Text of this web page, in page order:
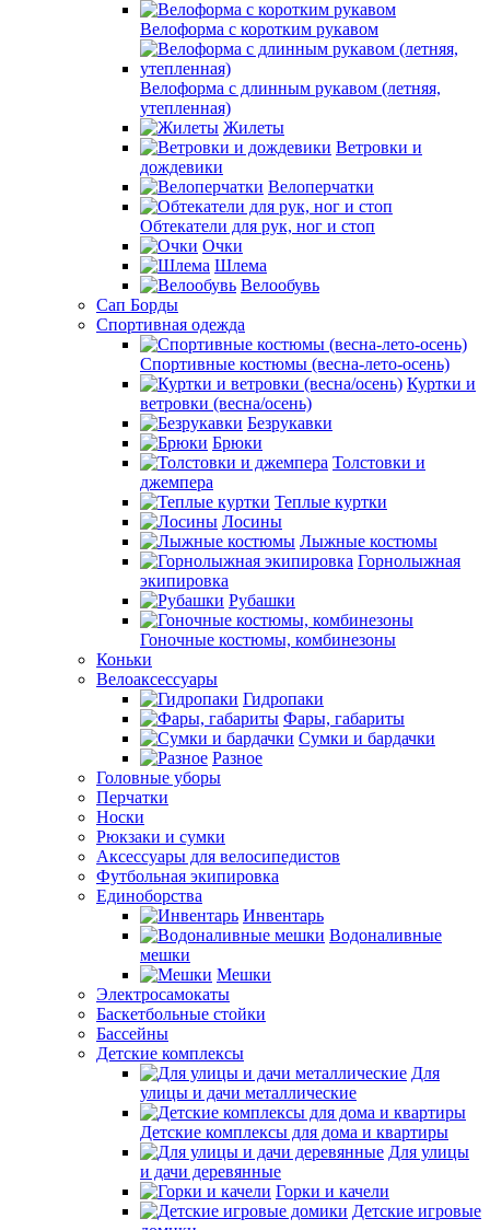
Велоформа с коротким рукавом
Велоформа с длинным рукавом (летняя,
утепленная)
Жилеты
Ветровки и
дождевики
Велоперчатки
Обтекатели для рук, ног и стоп
Очки
Шлема
Велообувь
Сап Борды
Спортивная одежда
Спортивные костюмы (весна-лето-осень)
Куртки и
ветровки (весна/осень)
Безрукавки
Брюки
Толстовки и
джемпера
Теплые куртки
Лосины
Лыжные костюмы
Горнолыжная
экипировка
Рубашки
Гоночные костюмы, комбинезоны
Коньки
Велоаксессуары
Гидропаки
Фары, габариты
Сумки и бардачки
Разное
Головные уборы
Перчатки
Носки
Рюкзаки и сумки
Аксессуары для велосипедистов
Футбольная экипировка
Единоборства
Инвентарь
Водоналивные
мешки
Мешки
Электросамокаты
Баскетбольные стойки
Бассейны
Детские комплексы
Для
улицы и дачи металлические
Детские комплексы для дома и квартиры
Для улицы
и дачи деревянные
Горки и качели
Детские игровые